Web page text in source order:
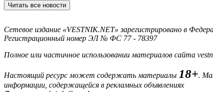
Читать все новости
Сетевое издание «VESTNIK.NET» зарегистрировано в
Регистрационный номер ЭЛ № ФС 77 - 78397
Полное или частичное использовании материалов сайта
Настоящий ресурс может содержать материалы 18+.
информации, содержащейся в рекламных объявлениях